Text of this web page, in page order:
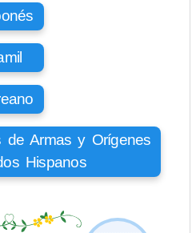
de Armas y Orígenes
Hispanos